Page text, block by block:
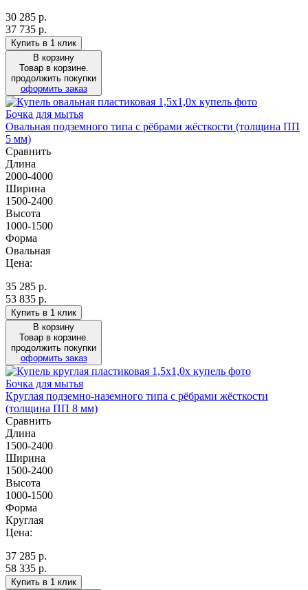
30 285 р.
37 735 р.
Купить в 1 клик
В корзину
Товар в корзине.
продолжить покупки
оформить заказ
Бочка для мытья
Овальная подземного типа с рёбрами жёсткости (толщина ПП
5 мм)
Сравнить
Длина
2000-4000
Ширина
1500-2400
Высота
1000-1500
Форма
Овальная
Цена:
35 285 р.
53 835 р.
Купить в 1 клик
В корзину
Товар в корзине.
продолжить покупки
оформить заказ
Бочка для мытья
Круглая подземно-наземного типа с рёбрами жёсткости
(толщина ПП 8 мм)
Сравнить
Длина
1500-2400
Ширина
1500-2400
Высота
1000-1500
Форма
Круглая
Цена:
37 285 р.
58 335 р.
Купить в 1 клик